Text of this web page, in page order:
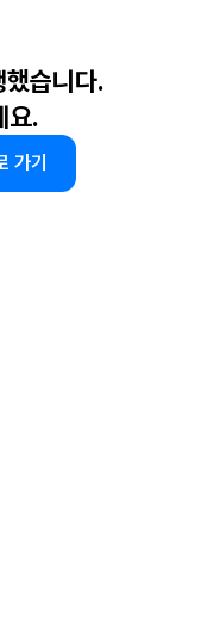
했습니다.
요.
가기